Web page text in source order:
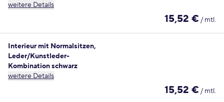
weitere Details
15,52 € / mtl.
Interieur mit Normalsitzen,
Leder/Kunstleder-
Kombination schwarz
weitere Details
15,52 € / mtl.